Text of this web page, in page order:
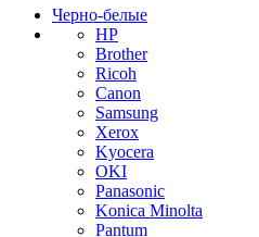
Черно-белые
HP
Brother
Ricoh
Canon
Samsung
Xerox
Kyocera
OKI
Panasonic
Konica Minolta
Pantum